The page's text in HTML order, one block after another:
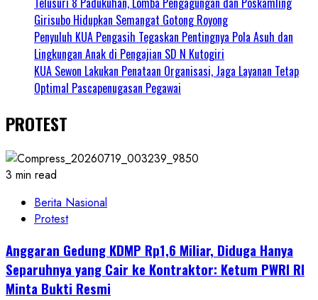
Girisubo Hidupkan Semangat Gotong Royong
Penyuluh KUA Pengasih Tegaskan Pentingnya Pola Asuh dan
Lingkungan Anak di Pengajian SD N Kutogiri
KUA Sewon Lakukan Penataan Organisasi, Jaga Layanan Tetap
Optimal Pascapenugasan Pegawai
PROTEST
3 min read
Berita Nasional
Protest
Anggaran Gedung KDMP Rp1,6 Miliar, Diduga Hanya
Separuhnya yang Cair ke Kontraktor: Ketum PWRI RI
Minta Bukti Resmi